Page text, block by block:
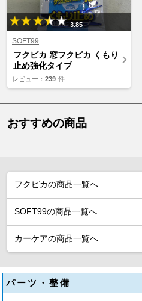
3.85
SOFT99
フクピカ 窓フクピカ くもり
止め強化タイプ
レビュー： 239 件
おすすめの商品
フクピカの商品一覧へ
SOFT99の商品一覧へ
カーケアの商品一覧へ
パーツ・整備